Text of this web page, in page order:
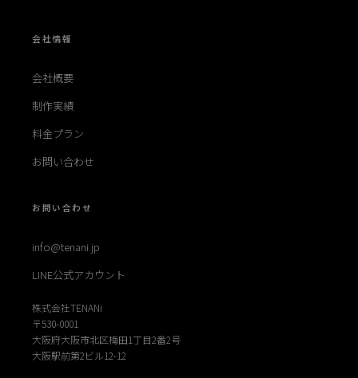
会社情報
会社概要
制作実績
料金プラン
お問い合わせ
お問い合わせ
info@tenani.jp
LINE公式アカウント
株式会社TENANi
〒530-0001
大阪府大阪市北区梅田1丁目2番2号
大阪駅前第2ビル12-12